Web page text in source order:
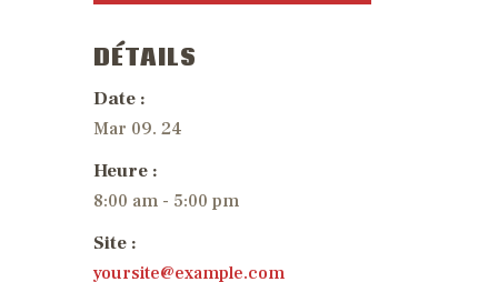
DÉTAILS
Date :
Mar 09. 24
Heure :
8:00 am - 5:00 pm
Site :
yoursite@example.com